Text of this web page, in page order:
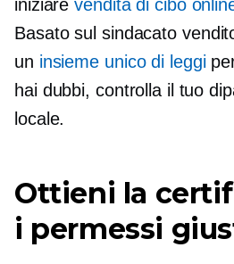
iniziarevendita di cibo
Basato sul sindacato
un insieme unico di leggi
hai dubbi, controlla il tuo
locale.
Ottieni la
i permessi